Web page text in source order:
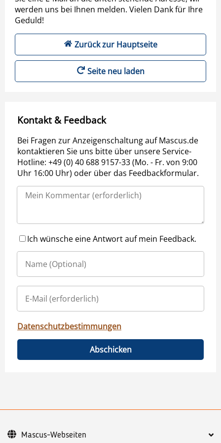
werden uns bei Ihnen melden. Vielen Dank für Ihre
Geduld!
Zurück zur Hauptseite
Seite neu laden
Kontakt & Feedback
Bei Fragen zur Anzeigenschaltung auf Mascus.de
kontaktieren Sie uns bitte über unsere Service-
Hotline: +49 (0) 40 688 9157-33 (Mo. - Fr. von 9:00
Uhr 16:00 Uhr) oder über das Feedbackformular.
Ich wünsche eine Antwort auf mein Feedback.
Datenschutzbestimmungen
Abschicken
Mascus-Webseiten